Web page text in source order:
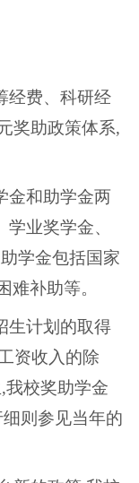
费、科研经
奖助政策体系,
和助学金两
业奖学金、
学金包括国家
难补助等。
计划的取得
资收入的除
我校奖助学金
则参见当年的